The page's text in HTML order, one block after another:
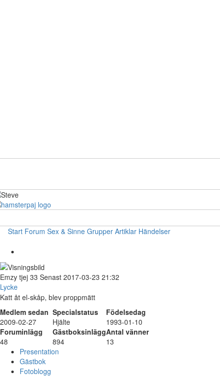
Start Forum Sex & Sinne Grupper Artiklar Händelser
Emzy tjej 33 Senast 2017-03-23 21:32
Lycke
Katt åt el-skåp, blev proppmätt
Medlem sedan Specialstatus
Födelsedag
2009-02-27
Hjälte
1993-01-10
Foruminlägg
GästboksinläggAntal vänner
48
894
13
Presentation
Gästbok
Fotoblogg